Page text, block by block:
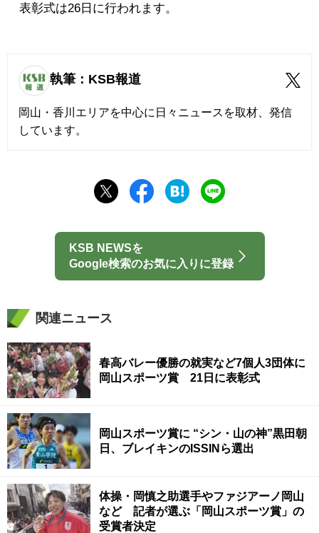
表彰式は26日に行われます。
執筆：KSB報道
岡山・香川エリアを中心に日々ニュースを取材、発信
しています。
KSB NEWSを
Google検索のお気に入りに登録
関連ニュース
春高バレー優勝の就実など7個人3団体に
岡山スポーツ賞 21日に表彰式
岡山スポーツ賞に “シン・山の神”黒田朝
日、ブレイキンのISSINら選出
体操・岡慎之助選手やファジアーノ岡山
など 記者が選ぶ「岡山スポーツ賞」の
受賞者決定